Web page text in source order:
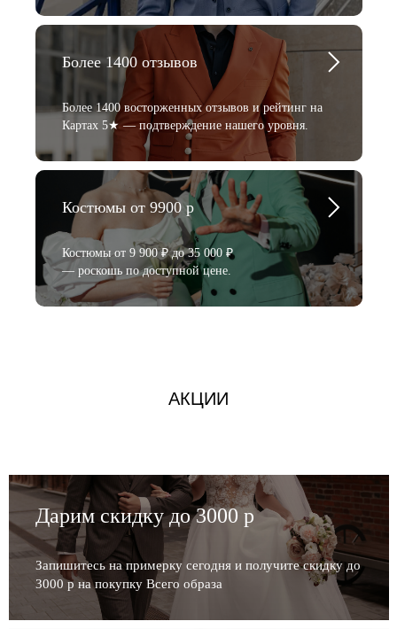
Более 1400 отзывов
Более 1400 восторженных отзывов и рейтинг на
Картах 5★ — подтверждение нашего уровня.
Костюмы от 9900 р
Костюмы от 9 900 ₽ до 35 000 ₽
— роскошь по доступной цене.
АКЦИИ
Дарим скидку до 3000 р
Запишитесь на примерку сегодня и получите скидку до
3000 р на покупку Всего образа